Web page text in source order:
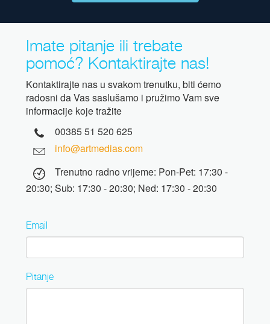
Imate pitanje ili trebate
pomoć? Kontaktirajte nas!
Kontaktirajte nas u svakom trenutku, biti ćemo
radosni da Vas saslušamo i pružimo Vam sve
informacije koje tražite
00385 51 520 625
info@artmedias.com
Trenutno radno vrijeme: Pon-Pet: 17:30 -
20:30; Sub: 17:30 - 20:30; Ned: 17:30 - 20:30
Email
Pitanje